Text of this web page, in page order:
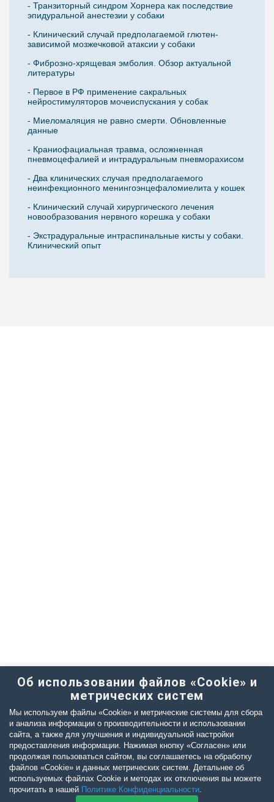
- Транзиторный синдром Хорнера как последствие
эпидуральной анестезии у собаки
- Клинический случай предполагаемой глютен-
зависимой мозжечковой атаксии у собаки
- Фиброзно-хрящевая эмболия. Обзор актуальной
литературы
- Первое в РФ применение сакральных
нейростимуляторов мочеиспускания у собак
- Миеломаляция не равно смерти. Обновленные
данные
- Краниофациальная травма, осложненная
пневмоцефалией и интрадуральным пневморахисом
- Два клинических случая предполагаемого
неинфекционного менингоэнцефаломиелита у кошек
- Клинический случай хирургического лечения
новообразования нервного корешка у собаки
- Экстрадуральные интраспинальные кисты у собаки.
Клинический опыт
Об использовании файлов «Cookie» и
метрических систем
Мы используем файлы «Cookie» и метрические системы для сбора
и анализа информации о производительности и использовании
сайта, а также для улучшения и индивидуальной настройки
предоставления информации. Нажимая кнопку «Согласен» или
продолжая пользоваться сайтом, вы соглашаетесь на обработку
файлов «Cookie» и данных метрических систем. Детальнее об
используемых файлах Cookie и методах их отключения вы можете
прочитать в нашей Политике Конфиденциальности.